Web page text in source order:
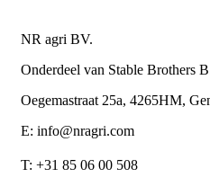
NR agri BV.
Onderdeel van Stable Brothers
Oegemastraat 25a, 4265HM,
E: info@nragri.com
T: +31 85 06 00 508